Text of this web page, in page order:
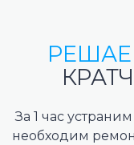
За 1 час
необходим